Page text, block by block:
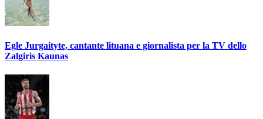
Egle Jurgaityte, cantante lituana e giornalista per la TV dello
Zalgiris Kaunas